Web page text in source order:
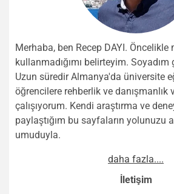
Merhaba, ben Recep DAYI. Öncelikle
kullanmadığımı belirteyim. Soyadım
Uzun süredir Almanya'da üniversite
öğrencilere rehberlik ve danışmanlık
çalışıyorum. Kendi araştırma ve
paylaştığım bu sayfaların yolunuzu
umuduyla.
daha fazla....
İletişim